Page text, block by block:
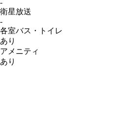
-
衛星放送
-
各室バス・
トイレ
あり
アメニティ
あり